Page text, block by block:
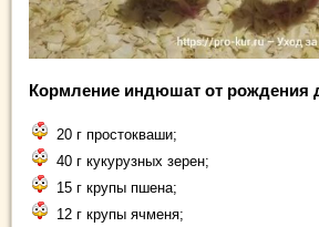
Кормление индюшат от рождения
20 г простокваши;
40 г кукурузных зерен;
15 г крупы пшена;
12 г крупы ячменя;